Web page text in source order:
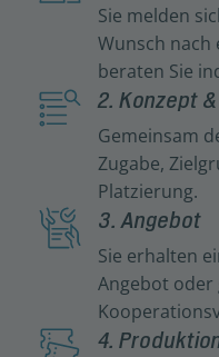
Sie melden
Wunsch nach
beraten Sie
2. Konzept
Gemeinsam
Zugabe,
Platzierung.
3. Angebot
Sie erhalten
Angebot oder
4.